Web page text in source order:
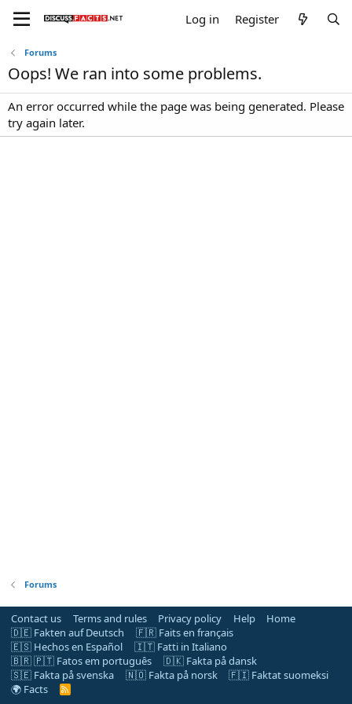
Log in Register
Forums
Oops! We ran into some problems.
An error occurred while the page was being generated. Please
try again later.
Forums
Contact us Terms and rules Privacy policy Help
Home
🇩🇪 Fakten auf Deutsch
🇫🇷 Faits en français
🇪🇸 Hechos en Español
🇮🇹 Fatti in Italiano
🇧🇷 🇵🇹 Fatos em português
🇩🇰 Fakta på dansk
🇸🇪 Fakta på svenska
🇳🇴 Fakta på norsk
🇫🇮 Faktat suomeksi
🌍 Facts
R